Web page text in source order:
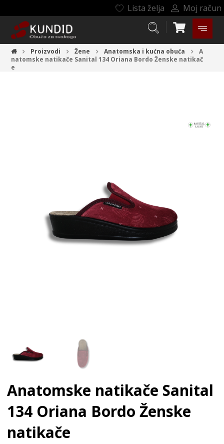
Lista želja Moj račun
Proizvodi Žene Anatomska i kućna obuća
A
natomske natikače Sanital 134 Oriana BordoŽenske natikač
e
Anatomske natikače Sanital
134 Oriana BordoŽenske
natikače